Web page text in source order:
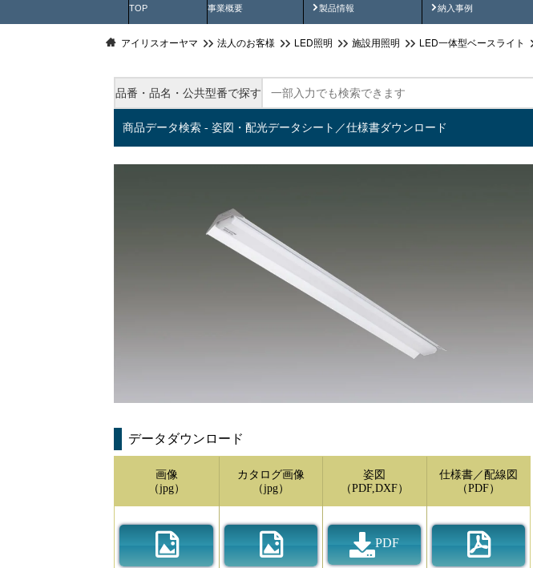
TOP 事業概要 製品情報
製品動画 納入事例
納入事例動画
アイリスオーヤマ 法人のお客様 LED照明 施設用照明 LED一体型ベースライト
品番・品名・公共型番で探す
商品データ検索 - 姿図・配光データシート／仕様書ダウンロード
データダウンロード
画像
（jpg）
カタログ画像
（jpg）
姿図
（PDF,DXF）
PDF
仕様書／配線図
（PDF）